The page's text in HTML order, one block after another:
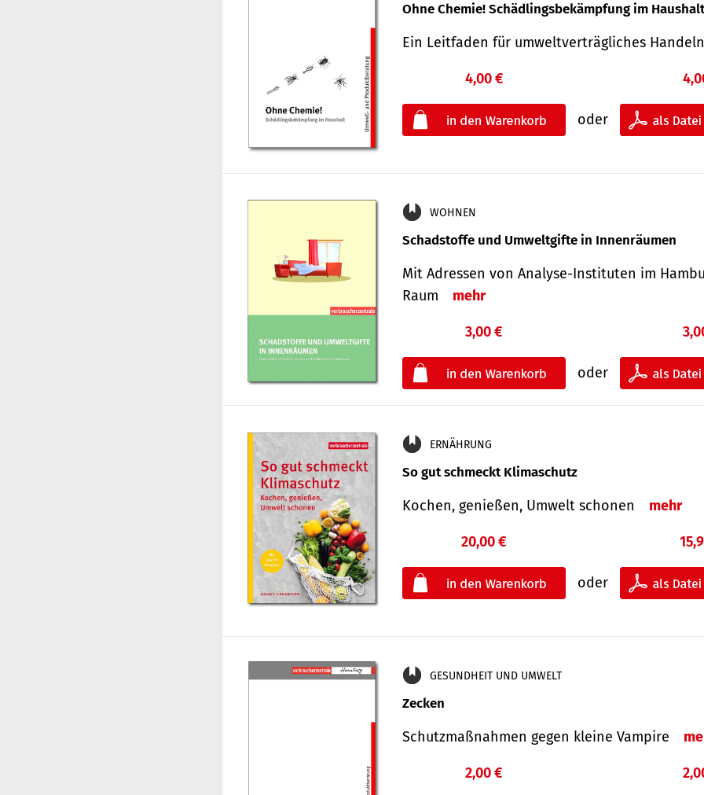
Ohne Chemie! Schädlingsbekämpfung im Haushalt
Ein Leitfaden für um­welt­ver­träg­liches Han­deln
4,00 €
oder
WOHNEN
Schadstoffe und Umweltgifte in Innenräumen
Mit Adressen von Analyse-Insti­tuten im
Raum
mehr
3,00 €
oder
ERNÄHRUNG
So gut schmeckt Klimaschutz
Kochen, genießen, Umwelt schonen mehr
20,00 €
oder
GESUNDHEIT UND UMWELT
Zecken
Schutz­maß­nahmen gegen kleine Vampire
2,00 €